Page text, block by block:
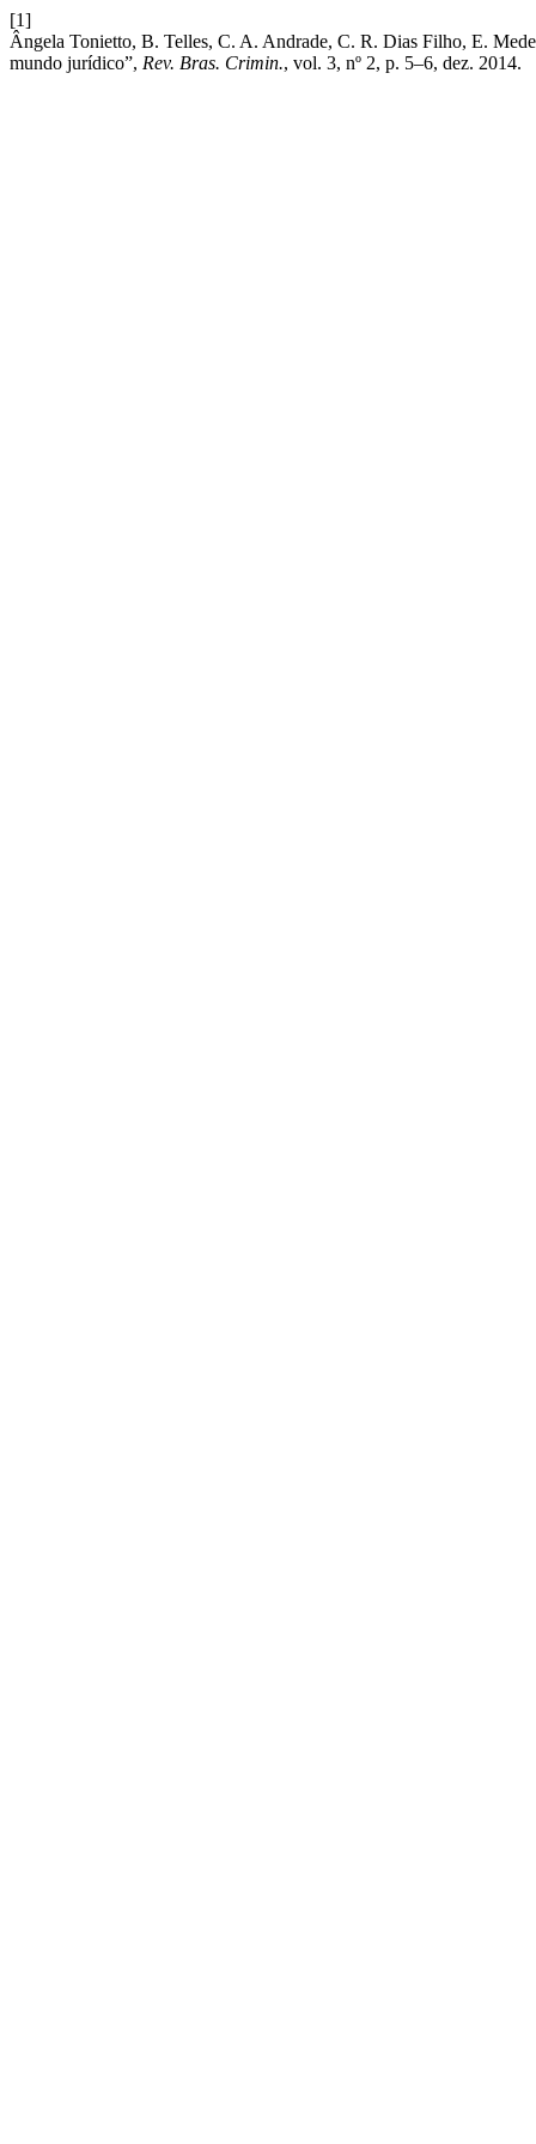
[1]
Ângela Tonietto, B. Telles, C. A. Andrade, C. R. Dias Filho, E.
mundo jurídico”, Rev. Bras. Crimin., vol. 3, nº 2, p. 5–6, dez. 2014.